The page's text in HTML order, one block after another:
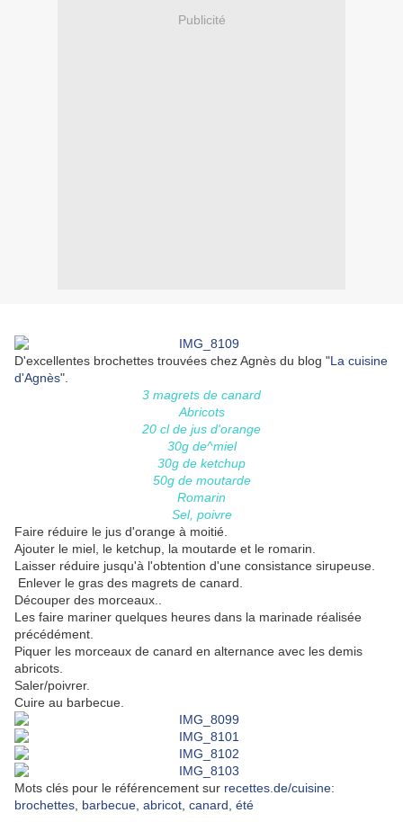
Publicité
D'excellentes brochettes trouvées chez Agnès du blog "La cuisine
d'Agnès".
3 magrets de canard
Abricots
20 cl de jus d'orange
30g de^miel
30g de ketchup
50g de moutarde
Romarin
Sel, poivre
Faire réduire le jus d'orange à moitié.
Ajouter le miel, le ketchup, la moutarde et le romarin.
Laisser réduire jusqu'à l'obtention d'une consistance sirupeuse.
Enlever le gras des magrets de canard.
Découper des morceaux..
Les faire mariner quelques heures dans la marinade réalisée
précédément.
Piquer les morceaux de canard en alternance avec les demis
abricots.
Saler/poivrer.
Cuire au barbecue.
Mots clés pour le référencement sur recettes.de/cuisine:
brochettes barbecue abricot canard été